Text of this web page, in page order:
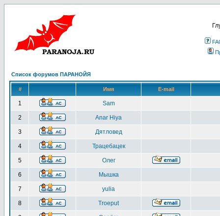
Список форумов ПАРАНОЙЯ
# Имя E-mail
1 Sam
2 Anar Hiya
3 Дятловед
4 Трацебацек
5 Олег
6 Мышка
7 yulia
8 Troeput